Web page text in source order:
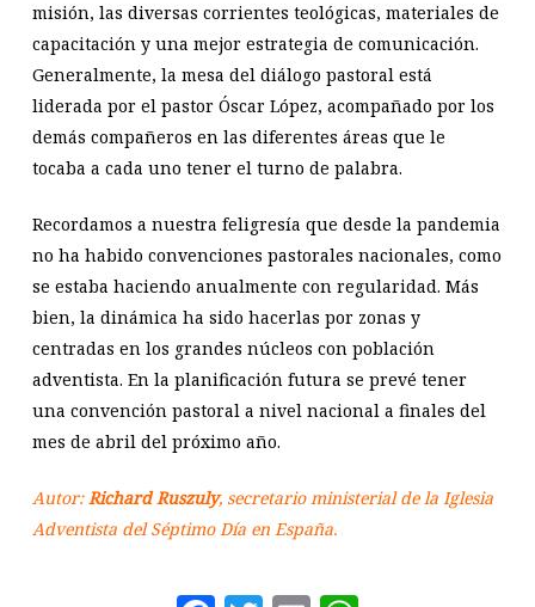
misión, las diversas corrientes teológicas, materiales de
capacitación y una mejor estrategia de comunicación.
Generalmente, la mesa del diálogo pastoral está
liderada por el pastor Óscar López, acompañado por los
demás compañeros en las diferentes áreas que le
tocaba a cada uno tener el turno de palabra.
Recordamos a nuestra feligresía que desde la pandemia
no ha habido convenciones pastorales nacionales, como
se estaba haciendo anualmente con regularidad. Más
bien, la dinámica ha sido hacerlas por zonas y
centradas en los grandes núcleos con población
adventista. En la planificación futura se prevé tener
una convención pastoral a nivel nacional a finales del
mes de abril del próximo año.
Autor:Richard Ruszuly, secretario ministerial de la Iglesia
Adventista del Séptimo Día en España.